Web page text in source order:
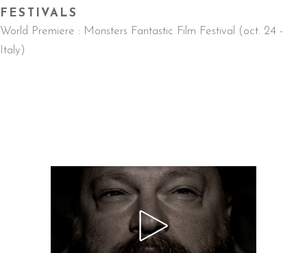
FESTIVALS
World Premiere : Monsters Fantastic Film Festival (oct. 24 -
Italy)